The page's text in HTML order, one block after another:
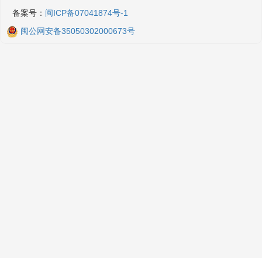
备案号： 闽ICP备07041874号-1
闽公网安备35050302000673号